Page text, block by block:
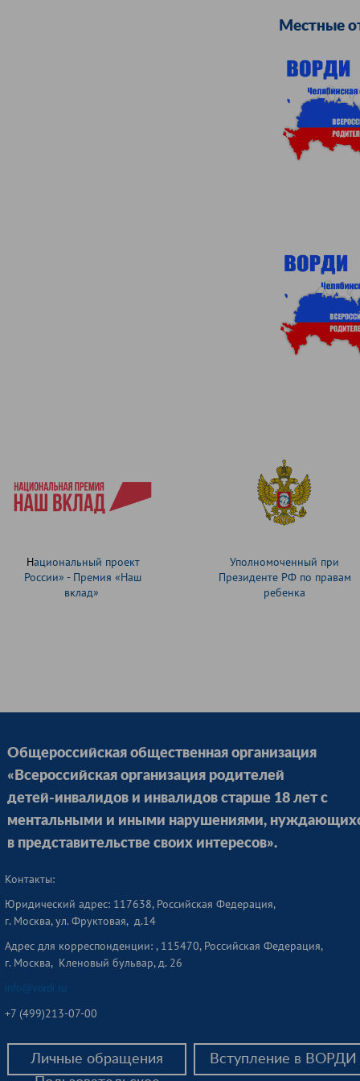
Местные
Уполномоченный при
Президенте РФ по правам
ребенка
Национальный проект
России» - Премия «Наш
вклад»
Общероссийская общественная организация
«Всероссийская организация родителей
детей-инвалидов и инвалидов старше 18 лет с
ментальными и иными нарушениями,
в представительстве своих интересов».
Контакты:
Юридический адрес: 117638, Российская Федерация,
г. Москва, ул. Фруктовая, д.14
Адрес для корреспонденции: , 115470, Российская Федерация,
г. Москва, Кленовый бульвар, д. 26
info@vordi.ru
+7 (499)213-07-00
Личные обращения
Вступление в ВОРДИ